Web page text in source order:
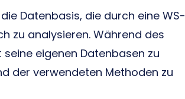
Datenbasis, die durch eine WS-
zu analysieren. Während des
eigenen Datenbasen zu
der verwendeten Methoden zu